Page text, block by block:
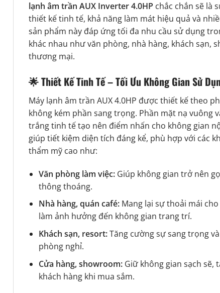
lạnh âm trần AUX Inverter 4.0HP chắc chắn sẽ là
thiết kế tinh tế, khả năng làm mát hiệu quả và
sản phẩm này đáp ứng tối đa nhu cầu sử dụng
khác nhau như văn phòng, nhà hàng, khách sạn,
thương mại.
🌟Thiết Kế Tinh Tế – Tối Ưu Không Gian Sử
Máy lạnh âm trần AUX 4.0HP được thiết kế theo
không kém phần sang trọng. Phần mặt nạ vuông
trắng tinh tế tạo nên điểm nhấn cho không gian
giúp tiết kiệm diện tích đáng kể, phù hợp với các
thẩm mỹ cao như:
Văn phòng làm việc: Giúp không gian trở nên
thông thoáng.
Nhà hàng, quán café: Mang lại sự thoải mái
làm ảnh hưởng đến không gian trang trí.
Khách sạn, resort:Tăng cường sự sang trọng
phòng nghỉ.
Cửa hàng, showroom: Giữ không gian sạch sẽ,
khách hàng khi mua sắm.